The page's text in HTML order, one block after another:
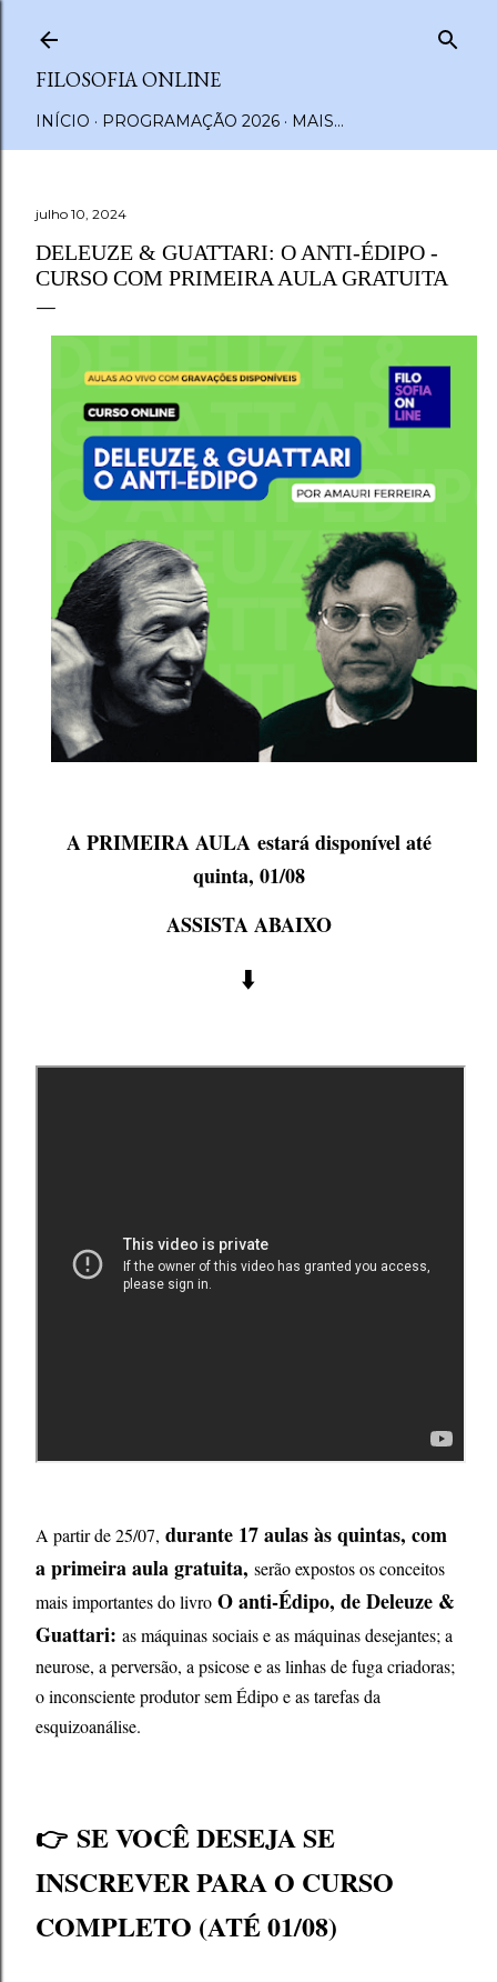
FILOSOFIA ONLINE
INÍCIO PROGRAMAÇÃO 2026 MAIS…
julho 10, 2024
DELEUZE & GUATTARI: O ANTI-ÉDIPO -
CURSO COM PRIMEIRA AULA GRATUITA
APRIMEIRA AULA estará disponível até
quinta, 01/08
ASSISTA ABAIXO
⬇️
A partir de 25/07, durante 17 aulas às quintas, com
a primeira aula gratuita, serão expostos os conceitos
mais importantes do livro O anti-Édipo, de Deleuze &
Guattari: as máquinas sociais e as máquinas desejantes; a
neurose, a perversão, a psicose e as linhas de fuga criadoras;
o inconsciente produtor sem Édipo e as tarefas da
esquizoanálise.
👉 SE VOCÊ DESEJA SE
INSCREVER PARA O CURSO
COMPLETO (ATÉ 01/08)